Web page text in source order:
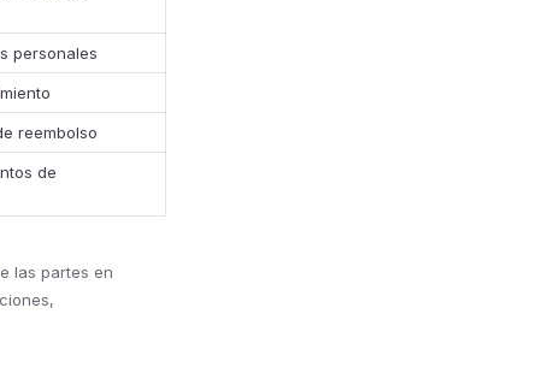
personales
reembolso
de
las partes en